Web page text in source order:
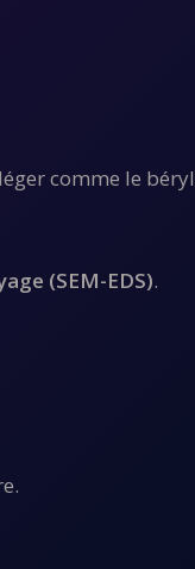
comme le
(SEM-EDS).